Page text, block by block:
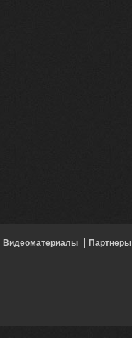
Видеоматериалы Партнеры